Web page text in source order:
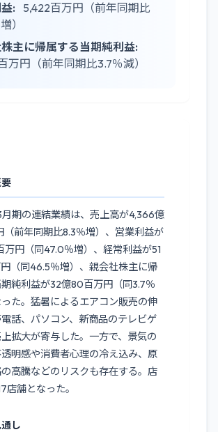
:
5,422百万円（前年同期比
）
主に帰属する当期純利益:
万円（前年同期比3.7％減）
期の連結業績は、売上高が4,366億
前年同期比8.3％増）、営業利益が
万円（同47.0％増）、経常利益が51
（同46.5％増）、親会社株主に帰
純利益が32億80百万円（同3.7％
た。猛暑によるエアコン販売の伸
話、パソコン、新商品のテレビゲ
拡大が寄与した。一方で、景気の
明感や消費者心理の冷え込み、原
高騰などのリスクも存在する。店
店舗となった。
し